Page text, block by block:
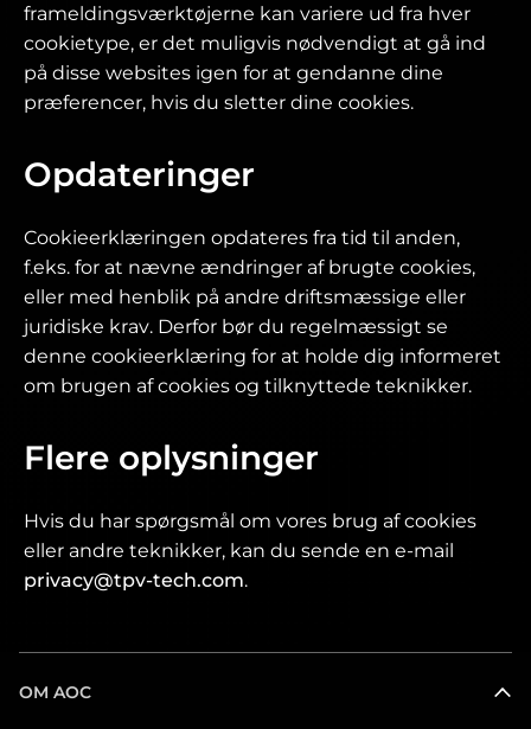
frameldingsværktøjerne kan variere ud fra hver
cookietype, er det muligvis nødvendigt at gå ind
på disse websites igen for at gendanne dine
præferencer, hvis du sletter dine cookies.
Opdateringer
Cookieerklæringen opdateres fra tid til anden,
f.eks. for at nævne ændringer af brugte cookies,
eller med henblik på andre driftsmæssige eller
juridiske krav. Derfor bør du regelmæssigt se
denne cookieerklæring for at holde dig informeret
om brugen af cookies og tilknyttede teknikker.
Flere oplysninger
Hvis du har spørgsmål om vores brug af cookies
eller andre teknikker, kan du sende en e-mail
privacy@tpv-tech.com.
OM AOC